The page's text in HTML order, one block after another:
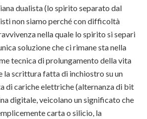
dualista (lo spirito separato dal
non siamo perché con difficoltà
nella quale lo spirito si separi
soluzione che ci rimane sta nella
tecnica di prolungamento della vita
la scrittura fatta di inchiostro su un
di cariche elettriche (alternanza di bit
digitale, veicolano un significato che
carta o silicio, la